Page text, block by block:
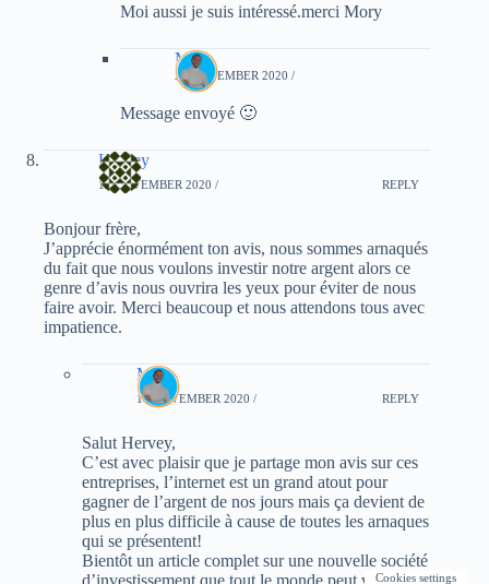
Moi aussi je suis intéressé.merci Mory
Mory
20 NOVEMBER 2020 /
Message envoyé 🙂
Hervey
12 NOVEMBER 2020 / REPLY
Bonjour frère,
J’apprécie énormément ton avis, nous sommes arnaqués
du fait que nous voulons investir notre argent alors ce
genre d’avis nous ouvrira les yeux pour éviter de nous
faire avoir. Merci beaucoup et nous attendons tous avec
impatience.
Mory
12 NOVEMBER 2020 / REPLY
Salut Hervey,
C’est avec plaisir que je partage mon avis sur ces
entreprises, l’internet est un grand atout pour
gagner de l’argent de nos jours mais ça devient de
plus en plus difficile à cause de toutes les arnaques
qui se présentent!
Bientôt un article complet sur une nouvelle société
Cookies settings